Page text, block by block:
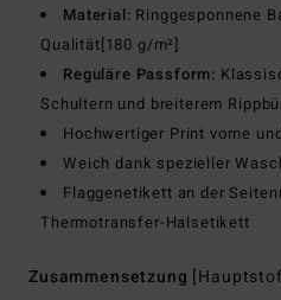
Material: Ringgesponnene
Qualität[180 g/m²]
Reguläre Passform:
Schultern und breiterem
Hochwertiger Print vorne
Weich dank spezieller
Flaggenetikett an der
Thermotransfer-Halsetikett
Zusammensetzung